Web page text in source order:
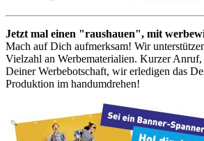
Jetzt mal einen "raushauen", mit
Mach auf Dich aufmerksam! Wir
Vielzahl an Werbematerialien. Kurzer Anruf,
Deiner Werbebotschaft, wir erledigen das
Produktion im handumdrehen!